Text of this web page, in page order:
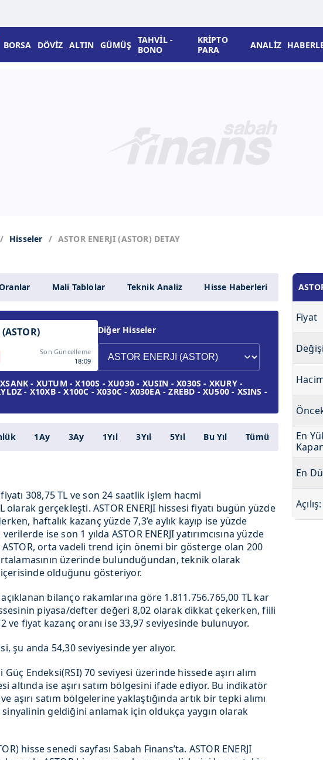
BORSA DÖVİZ ALTIN GÜMÜŞ
TAHVİL -
BONO
KRİPTO
PARA
ANALİZ
Hisseler ASTOR ENERJI (ASTOR) DETAY
Mali Tablolar Teknik Analiz Hisse Haberleri
Son Güncelleme
18:09
Diğer Hisseler
- XUTUM - X100S - XU030 - XUSIN - X030S - XKURY -
- X10XB - X100C - X030C - X030EA - ZREBD - XU500 - XSINS -
1Ay 3Ay 1Yıl 3Yıl 5Yıl Bu Yıl Tümü
308,75 TL ve son 24 saatlik işlem hacmi
olarak gerçekleşti. ASTOR ENERJI hissesi fiyatı bugün yüzde
haftalık kazanç yüzde 7,3’e aylık kayıp ise yüzde
verilerde ise son 1 yılda ASTOR ENERJI yatırımcısına yüzde
ASTOR, orta vadeli trend için önemi bir gösterge olan 200
üzerinde bulunduğundan, teknik olarak
olduğunu gösteriyor.
açıklanan bilanço rakamlarına göre 1.811.756.765,00 TL kar
piyasa/defter değeri 8,02 olarak dikkat çekerken, fiili
ve fiyat kazanç oranı ise 33,97 seviyesinde bulunuyor.
şu anda 54,30 seviyesinde yer alıyor.
Güç Endeksi(RSI) 70 seviyesi üzerinde hissede aşırı alım
altında ise aşırı satım bölgesini ifade ediyor. Bu indikatör
aşırı satım bölgelerine yaklaştığında artık bir tepki alımı
sinyalinin geldiğini anlamak için oldukça yaygın olarak
hisse senedi sayfası Sabah Finans’ta. ASTOR ENERJI
Fiyat
En
En
Açılış: